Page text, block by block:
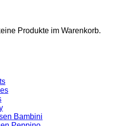
Produkte im Warenkorb.
Bambini